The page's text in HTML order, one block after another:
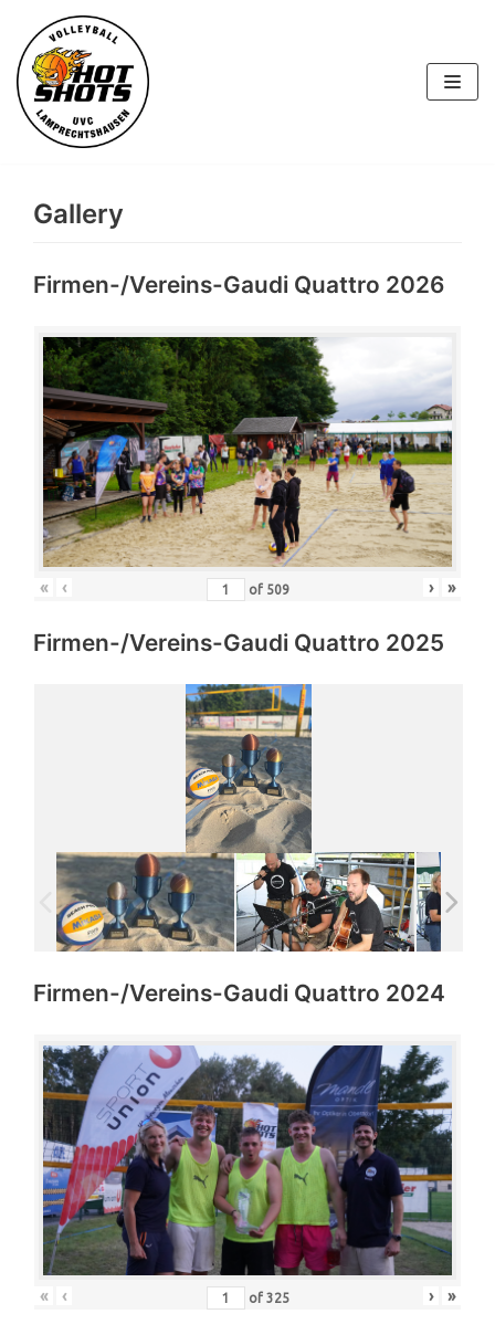
Skip
to
content
Gallery
Firmen-/Vereins-Gaudi Quattro 2026
« ‹ of 509 › »
Firmen-/Vereins-Gaudi Quattro 2025
Firmen-/Vereins-Gaudi Quattro 2024
« ‹ of 325 › »